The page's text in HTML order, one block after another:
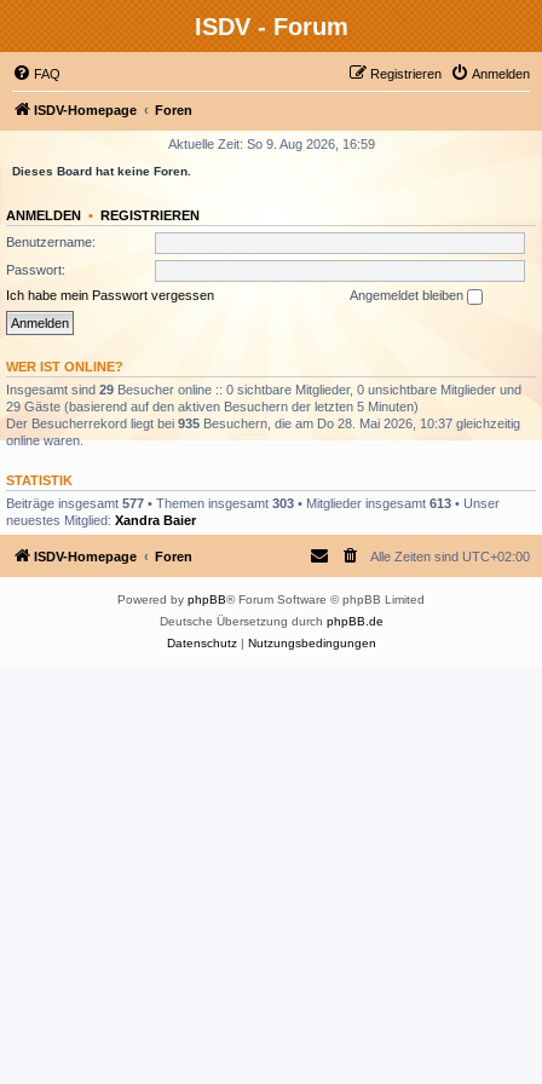
ISDV - Forum
FAQ Anmelden
Registrieren
ISDV-Homepage Foren
Aktuelle Zeit: So 9. Aug 2026, 16:59
Dieses Board hat keine Foren.
ANMELDEN • REGISTRIEREN
Benutzername:
Passwort:
Ich habe mein Passwort vergessen
Angemeldet bleiben
WER IST ONLINE?
Insgesamt sind 29 Besucher online :: 0 sichtbare Mitglieder, 0 unsichtbare Mitglieder und
29 Gäste (basierend auf den aktiven Besuchern der letzten 5 Minuten)
Der Besucherrekord liegt bei 935 Besuchern, die am Do 28. Mai 2026, 10:37 gleichzeitig
online waren.
STATISTIK
Beiträge insgesamt 577 • Themen insgesamt 303 • Mitglieder insgesamt 613 • Unser
neuestes Mitglied: Xandra Baier
ISDV-Homepage Foren Alle Zeiten sind UTC+02:00
Powered by phpBB® Forum Software © phpBB Limited
Deutsche Übersetzung durch phpBB.de
Datenschutz| Nutzungsbedingungen